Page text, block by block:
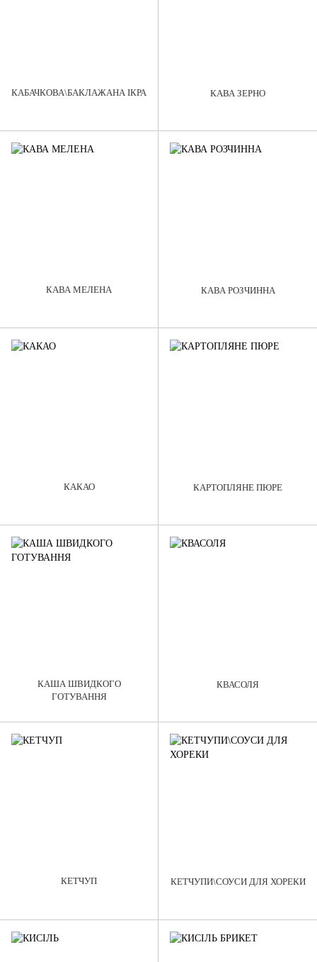
КАБАЧКОВА\БАКЛАЖАНА ІКРА КАВА ЗЕРНО
КАВА МЕЛЕНА КАВА РОЗЧИННА
КАКАО КАРТОПЛЯНЕ ПЮРЕ
КАША ШВИДКОГО
ГОТУВАННЯ
КВАСОЛЯ
КЕТЧУП КЕТЧУПИ\СОУСИ ДЛЯ ХОРЕКИ